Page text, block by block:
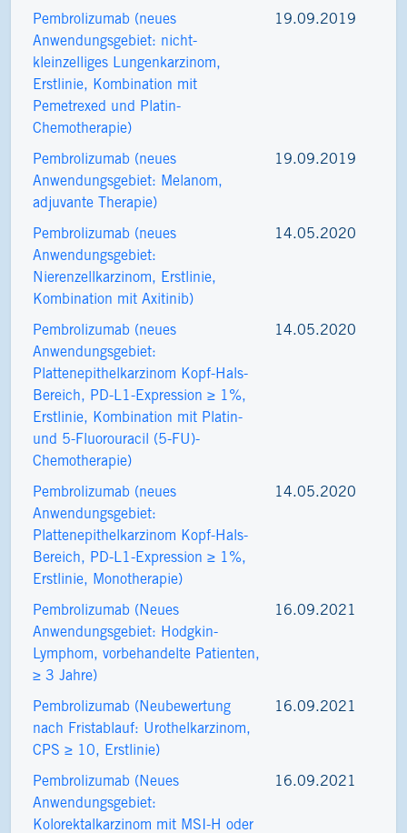
Pembrolizumab (neues
Anwendungsgebiet: nicht-​
kleinzelliges Lungenkarzinom,
Erstlinie, Kombination mit
Pemetrexed und Platin-​
Chemotherapie)
19.09.2019
Pembrolizumab (neues
Anwendungsgebiet: Melanom,
adjuvante Therapie)
19.09.2019
Pembrolizumab (neues
Anwendungsgebiet:
Nierenzellkarzinom, Erstlinie,
Kombination mit Axitinib)
14.05.2020
Pembrolizumab (neues
Anwendungsgebiet:
Plattenepithelkarzinom Kopf-​Hals-
Bereich, PD-​L1-Expression ≥ 1%,
Erstlinie, Kombination mit Platin-​
und 5-​Fluorouracil (5-FU)-​
Chemotherapie)
14.05.2020
Pembrolizumab (neues
Anwendungsgebiet:
Plattenepithelkarzinom Kopf-​Hals-
Bereich, PD-​L1-Expression ≥ 1%,
Erstlinie, Monotherapie)
14.05.2020
Pembrolizumab (Neues
Anwendungsgebiet: Hodgkin-
Lymphom, vorbehandelte Patienten,
≥ 3 Jahre)
16.09.2021
Pembrolizumab (Neubewertung
nach Fristablauf: Urothelkarzinom,
CPS ≥ 10, Erstlinie)
16.09.2021
Pembrolizumab (Neues
Anwendungsgebiet:
Kolorektalkarzinom mit MSI-H oder
16.09.2021